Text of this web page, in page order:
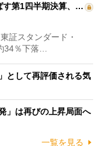
す第1四半期決算、…
証スタンダード・
34％下落…
として再評価される気
」は再びの上昇局面へ
一覧を見る